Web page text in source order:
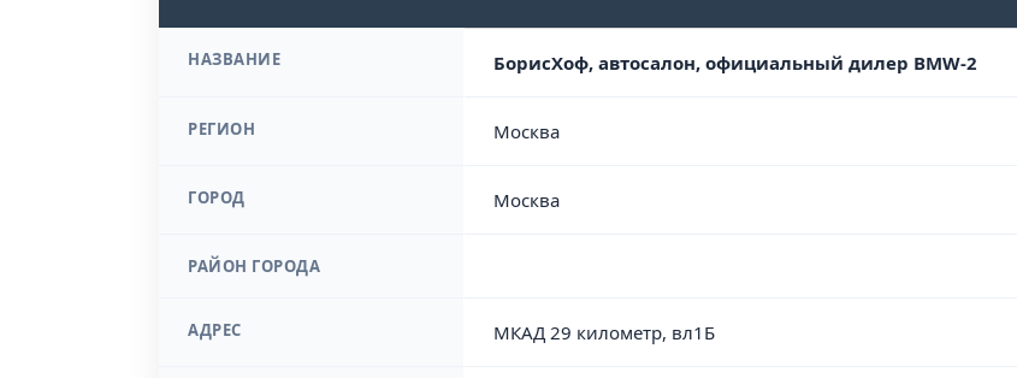
НАЗВАНИЕ БорисХоф, автосалон, официальный дилер BMW-2
РЕГИОН Москва
ГОРОД Москва
РАЙОН ГОРОДА
АДРЕС МКАД 29 километр, вл1Б